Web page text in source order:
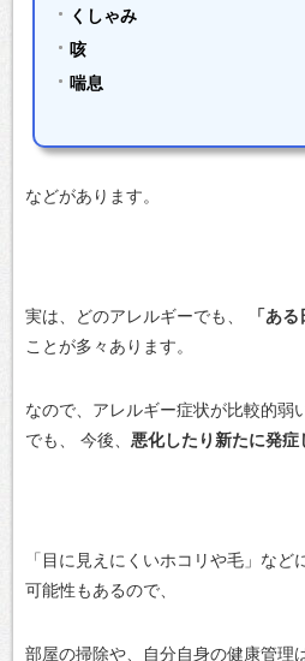
くしゃみ
咳
喘息
などがあります。
実は、どのアレルギーでも、 「あ
ことが多々あります。
なので、アレルギー症状が比較的弱
でも、
今後、 悪化したり新たに発症
「目に見えにくいホコリや毛」など
可能性もあるので、
部屋の掃除や、自分自身の健康管理